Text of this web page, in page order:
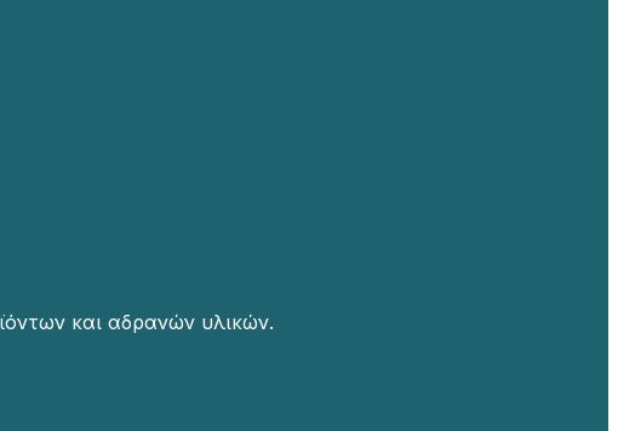
και αδρανών υλικών.